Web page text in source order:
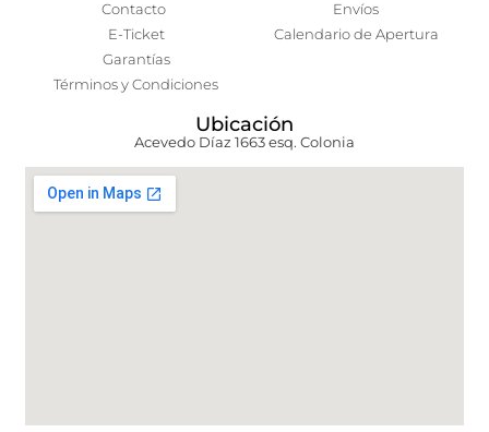
Contacto
E-Ticket
Garantías
Términos y Condiciones
Envíos
Calendario de Apertura
Ubicación
Acevedo Díaz 1663 esq. Colonia